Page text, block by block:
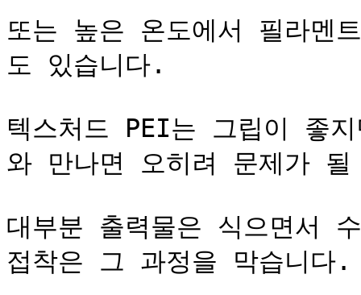
또는 높은 온도에서 필라멘
도 있습니다.
텍스처드 PEI는 그립이 좋
와 만나면 오히려 문제가
대부분 출력물은 식으면서
접착은 그 과정을 막습니다.